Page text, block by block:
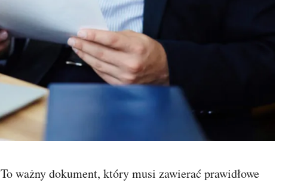
ważny dokument, który musi zawierać prawidłowe